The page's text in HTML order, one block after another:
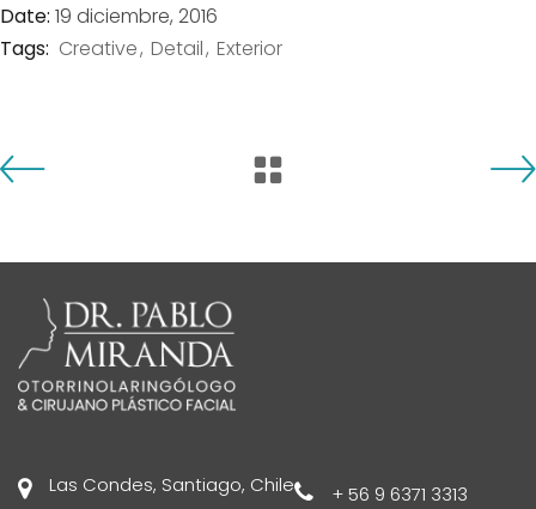
Date: 19 diciembre, 2016
Tags: Creative Detail Exterior
Las Condes, Santiago, Chile
+ 56 9 6371 3313